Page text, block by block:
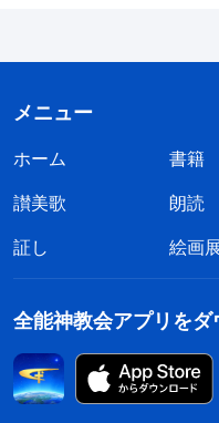
とを恐れて手錠を外
に硬直しており、手
いたため、それを外
でしょう。４名の邪
た。
翌日の午後、警
メニュー
ホーム 書籍
讃美歌
朗読
証し
絵画
全能神教会アプリをダ